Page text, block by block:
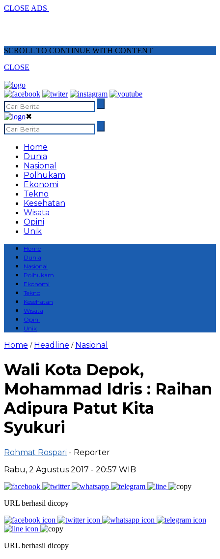
CLOSE ADS
SCROLL TO CONTINUE WITH CONTENT
CLOSE
✖
Home
Dunia
Nasional
Polhukam
Ekonomi
Tekno
Kesehatan
Wisata
Opini
Unik
Home
Dunia
Nasional
Polhukam
Ekonomi
Tekno
Kesehatan
Wisata
Opini
Unik
Home / Headline / Nasional
Wali Kota Depok,
Mohammad Idris : Raihan
Adipura Patut Kita
Syukuri
Rohmat Rospari - Reporter
Rabu, 2 Agustus 2017 - 20:57 WIB
URL berhasil dicopy
URL berhasil dicopy